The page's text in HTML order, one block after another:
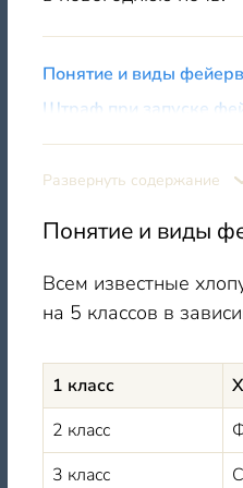
Понятие и виды
Штраф при запуске
Где можно
Кому можно
Размер штрафа за
Штраф за фейерверки
Штраф за запуск
Штраф за запуск
Штраф за запуск
Штраф за запуск
Развернуть содержание
Понятие и виды
Всем известные
на 5 классов в
1 класс
2 класс
3 класс